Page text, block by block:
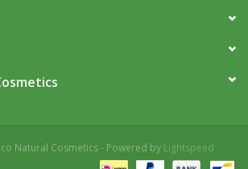
Natural Cosmetics - Powered by Lightspeed